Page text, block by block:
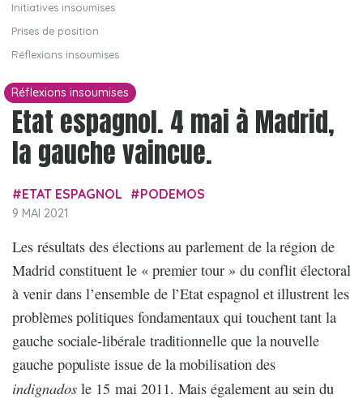
Initiatives insoumises
Prises de position
Réflexions insoumises
Réflexions insoumises
Etat espagnol. 4 mai à Madrid,
la gauche vaincue.
ETAT ESPAGNOL PODEMOS
9 MAI 2021
Les résultats des élections au parlement de la région de
Madrid constituent le « premier tour » du conflit électoral
à venir dans l’ensemble de l’Etat espagnol et illustrent les
problèmes politiques fondamentaux qui touchent tant la
gauche sociale-libérale traditionnelle que la nouvelle
gauche populiste issue de la mobilisation des
indignadosle 15 mai 2011. Mais également au sein du